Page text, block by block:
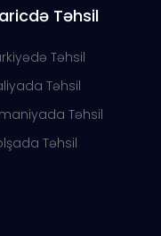
Təhsil
Təhsil
Təhsil
Təhsil
Təhsil